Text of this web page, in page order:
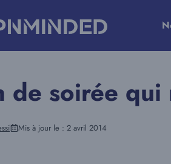
de soirée
Mis à jour le : 2 avril 2014